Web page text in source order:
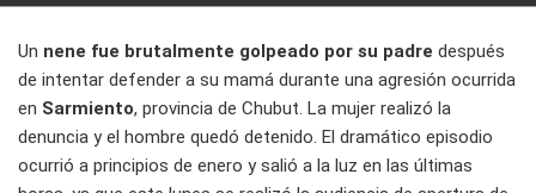
Un nene fue brutalmente golpeado por su padre después
de intentar defender a su mamá durante una agresión ocurrida
en Sarmiento, provincia de Chubut. La mujer realizó la
denuncia y el hombre quedó detenido. El dramático episodio
ocurrió a principios de enero y salió a la luz en las últimas